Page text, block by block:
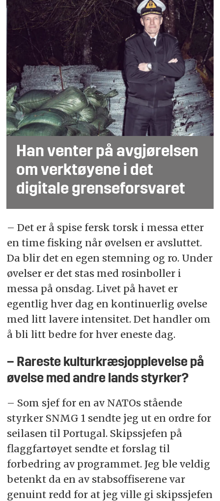
Han venter på avgjørelsen
om verktøyene i det
digitale grenseforsvaret
– Det er å spise fersk torsk i messa etter
en time fisking når øvelsen er avsluttet.
Da blir det en egen stemning og ro. Under
øvelser er det stas med rosinboller i
messa på onsdag. Livet på havet er
egentlig hver dag en kontinuerlig øvelse
med litt lavere intensitet. Det handler om
å bli litt bedre for hver eneste dag.
– Rareste kulturkræsjopplevelse på
øvelse med andre lands styrker?
– Som sjef for en av NATOs stående
styrker SNMG 1 sendte jeg ut en ordre for
seilasen til Portugal. Skipssjefen på
flaggfartøyet sendte et forslag til
forbedring av programmet. Jeg ble veldig
betenkt da en av stabsoffiserene var
genuint redd for at jeg ville gi skipssjefen